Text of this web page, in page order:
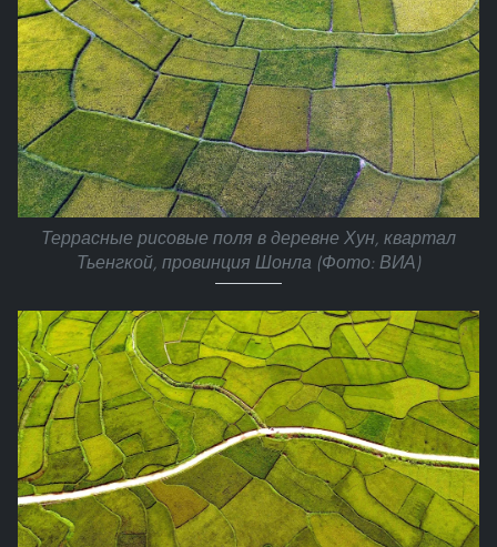
Террасные рисовые поля в деревне Хун, квартал
Тьенгкой, провинция Шонла (Фото: ВИА)